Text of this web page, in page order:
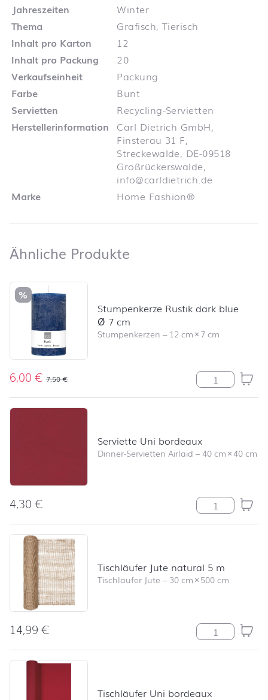
Jahreszeiten
Winter
Thema
Grafisch, Tierisch
Inhalt pro Karton
12
Inhalt pro Packung
20
Verkaufseinheit
Packung
Farbe
Bunt
Servietten
Recycling-Servietten
Herstellerinformation
Carl Dietrich GmbH,
Finsterau 31 F,
Streckewalde, DE-09518
Großrückerswalde,
info@carldietrich.de
Marke
Home Fashion®
Ähnliche Produkte
Produktliste überspringen und zum Filter springen
%
Stumpenkerze Rustik dark blue
Ø 7 cm
Stumpenkerzen – 12 cm×7 cm
6,00€ 7,50€ Stumpenkerze
Serviette Uni bordeaux
Dinner-Servietten Airlaid –40 cm×40 cm
4,30€ Serviette Uni
Tischläufer Jute natural 5 m
Tischläufer Jute –30 cm×500 cm
14,99€ Tischläufer
Tischläufer Uni bordeaux